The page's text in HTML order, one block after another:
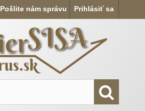
Prihlásiť sa
Pošlite nám správu